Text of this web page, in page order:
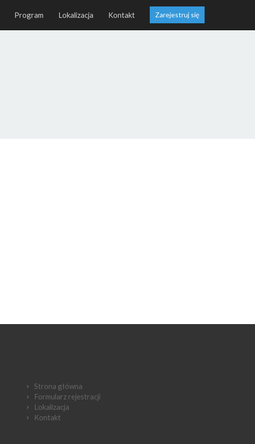
Program Lokalizacja Kontakt Zarejestruj się
Strona główna
Formularz rejestracji
Lokalizacja
Kontakt